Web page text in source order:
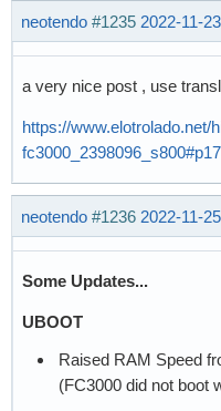
neotendo #1235 2022-11-
a very nice post , use
https://www.elotrolado.net/
neotendo #1236 2022-11-
Some Updates...
UBOOT
Raised RAM Speed
(FC3000 did not boot